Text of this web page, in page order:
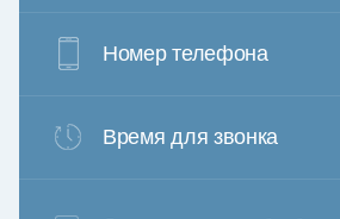
Номер телефона
Время для звонка